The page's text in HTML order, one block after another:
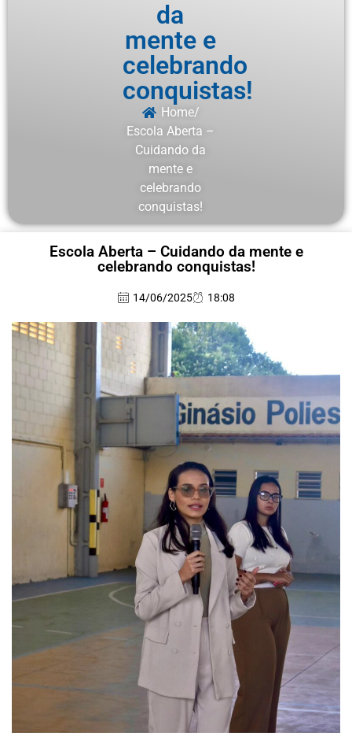
da
mente e
celebrando
conquistas!
Home/
Escola Aberta –
Cuidando da
mente e
celebrando
conquistas!
Escola Aberta – Cuidando da mente e
celebrando conquistas!
14/06/2025 18:08